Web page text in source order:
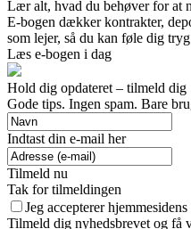
Lær alt, hvad du behøver for at
E-bogen dækker kontrakter,
som lejer, så du kan føle dig
Læs e-bogen i dag
Hold dig opdateret – tilmeld dig
Gode tips. Ingen spam. Bare
Indtast din e-mail her
Tilmeld nu
Tak for tilmeldingen
Jeg accepterer
Tilmeld dig nyhedsbrevet og